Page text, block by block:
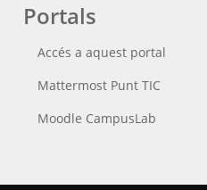
Portals
Accés a aquest portal
Mattermost Punt TIC
Moodle CampusLab